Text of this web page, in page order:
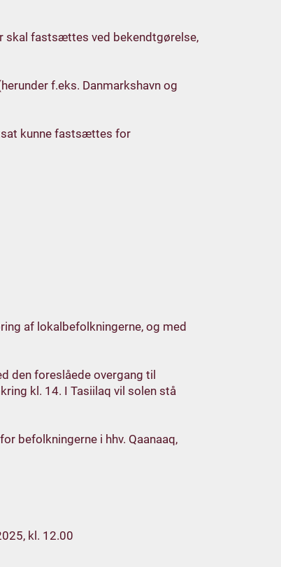
skal fastsættes ved bekendtgørelse,
f.eks. Danmarkshavn og
kunne fastsættes for
af lokalbefolkningerne, og med
den foreslåede overgang til
kl. 14. I Tasiilaq vil solen stå
befolkningerne i hhv. Qaanaaq,
kl. 12.00